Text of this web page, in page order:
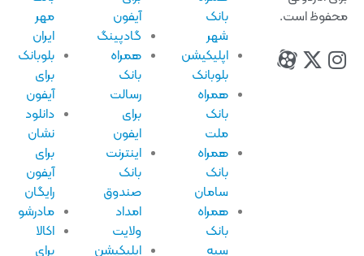
است.
اپلیکیشن
بلوبانک
همراه
همراه
سامان
همراه
آیفون
گادپینگ
همراه
رسالت
ایفون
اینترنت
صندوق
امداد
ولایت
اپلیکیشن
بلوبانک
آیفون
دانلود
نشان
آیفون
رایگان
مادرشو
اکالا